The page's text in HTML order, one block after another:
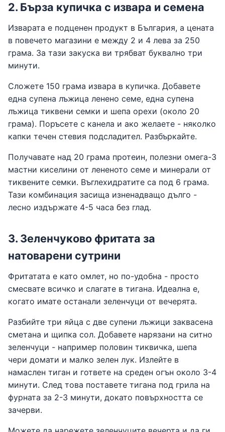
2. Бърза купичка с извара и семена
Изварата е подценен продукт в България, а цената
в повечето магазини е между 2 и 4 лева за 250
грама. За тази закуска ви трябват буквално три
минути.
Сложете 150 грама извара в купичка. Добавете
една супена лъжица ленено семе, една супена
лъжица тиквени семки и шепа орехи (около 20
грама). Поръсете с канела и ако желаете - няколко
капки течен стевия подсладител. Разбъркайте.
Получавате над 20 грама протеин, полезни омега-3
мастни киселини от лененото семе и минерали от
тиквените семки. Въглехидратите са под 6 грама.
Тази комбинация засища изненадващо дълго -
лесно издържате 4-5 часа без глад.
3. Зеленчуково фритата за
натоварени сутрини
Фритатата е като омлет, но по-удобна - просто
смесвате всичко и слагате в тигана. Идеална е,
когато имате останали зеленчуци от вечерята.
Разбийте три яйца с две супени лъжици заквасена
сметана и щипка сол. Добавете нарязани на ситно
зеленчуци - например половин тиквичка, шепа
чери домати и малко зелен лук. Излейте в
намаслен тиган и гответе на среден огън около 3-4
минути. След това поставете тигана под грила на
фурната за 2-3 минути, докато повърхността се
зачерви.